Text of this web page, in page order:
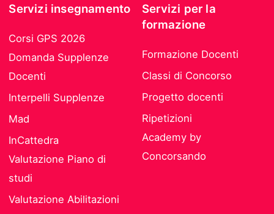
Servizi insegnamento
Corsi GPS 2026
Domanda Supplenze
Docenti
Interpelli Supplenze
Mad
InCattedra
Valutazione Piano di
studi
Valutazione Abilitazioni
Servizi per la
formazione
Formazione Docenti
Classi di Concorso
Progetto docenti
Ripetizioni
Academy by
Concorsando